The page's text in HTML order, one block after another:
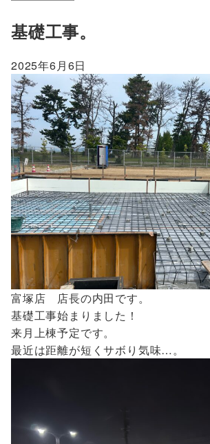
基礎工事。
2025年6月6日
富塚店 店長の内田です。
基礎工事始まりました！
来月上棟予定です。
最近は距離が短くサボり気味…。